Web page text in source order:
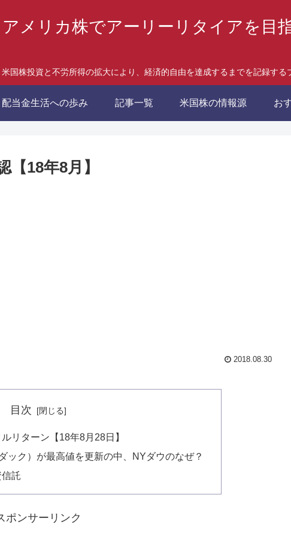
アメリカ株でアーリーリタイアを目
米国株投資と不労所得の拡大により、経済的自由を達成するまでを記録する
配当金生活への歩み 記事一覧 米国株の情報源 お
18年8月】
2018.08.30
目次
リターン【18年8月28日】
ック）が最高値を更新の中、NYダウのなぜ？
託
ポンサーリンク